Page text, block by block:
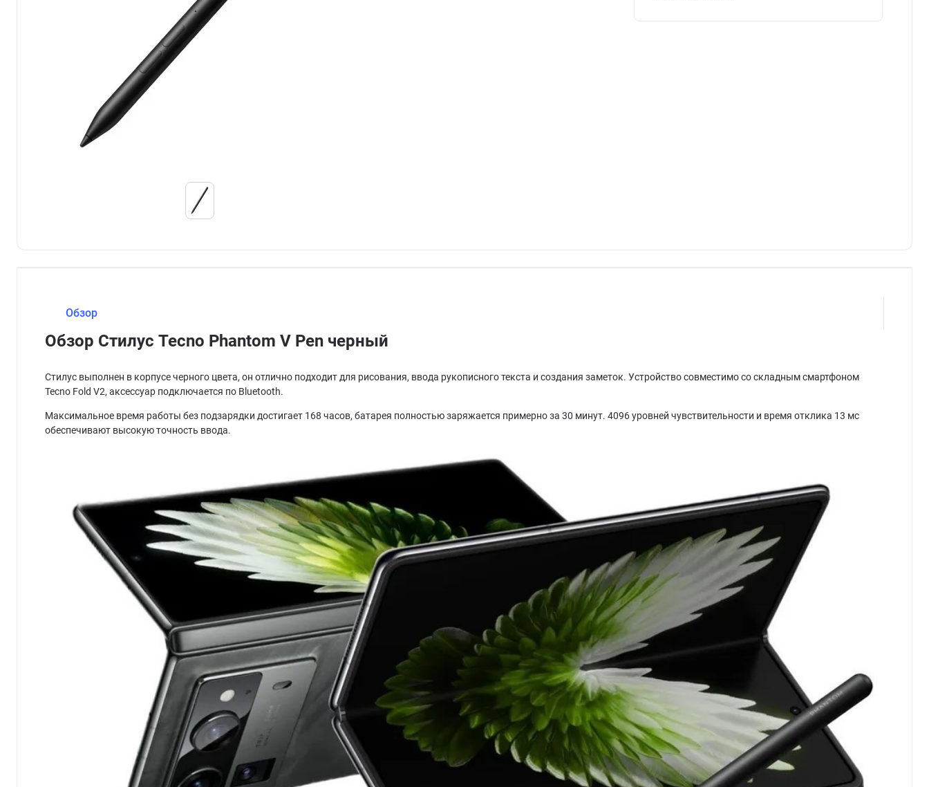
Обзор
Обзор Стилус Tecno Phantom V Pen черный
Стилус выполнен в корпусе черного цвета, он отлично подходит для рисования, ввода рукописного текста и создания заметок. Устройство совместимо со складным смартфоном
Tecno Fold V2, аксессуар подключается по Bluetooth.
Максимальное время работы без подзарядки достигает 168 часов, батарея полностью заряжается примерно за 30 минут. 4096 уровней чувствительности и время отклика 13 мс
обеспечивают высокую точность ввода.